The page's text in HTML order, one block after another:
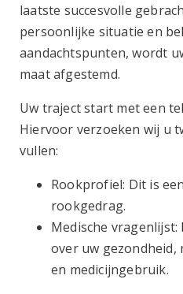
laatste succesvolle
persoonlijke situatie en
aandachtspunten, wordt
maat afgestemd.
Uw traject start met een
Hiervoor verzoeken wij u
vullen:
Rookprofiel: Dit is
rookgedrag.
Medische
over uw gezondheid,
en medicijngebruik.